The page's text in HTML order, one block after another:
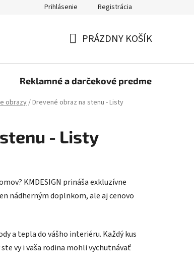
od zmluvy O nás
Prihlásenie Registrácia
KOŠÍK
PRÁZDNY KOŠÍK
Reklamné a darčekové predmety
obrazy/Drevené obraz na stenu - Listy
- Listy
KMDESIGN prináša exkluzívne
nádherným doplnkom, ale aj cenovo
a tepla do vášho interiéru. Každý kus
vy i vaša rodina mohli vychutnávať